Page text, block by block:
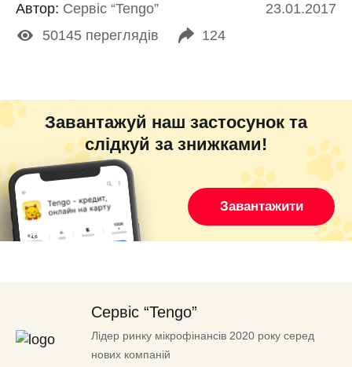
Автор: Сервіс “Tengo”
23.01.2017
50145 переглядів 124
Завантажуй наш застосунок та
слідкуй за знижками!
Завантажити
Сервіс “Tengo”
Лідер ринку мікрофінансів 2020 року серед
нових компаній